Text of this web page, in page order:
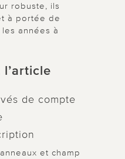
robuste, ils
à portée de
années à
de compte
et champ